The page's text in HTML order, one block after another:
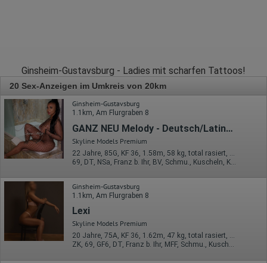
Ginsheim-Gustavsburg - Ladies mit scharfen Tattoos!
20 Sex-Anzeigen im Umkreis von 20km
Ginsheim-Gustavsburg
1.1km, Am Flurgraben 8
GANZ NEU Melody - Deutsch/Latina Parts & Hausbesuche
Skyline Models Premium
22 Jahre, 85G, KF 36, 1.58m, 58 kg, total rasiert, Latina
69, DT, NSa, Franz b. Ihr, BV, Schmu., Kuscheln, Körperküs.
Ginsheim-Gustavsburg
1.1km, Am Flurgraben 8
Lexi
Skyline Models Premium
20 Jahre, 75A, KF 36, 1.62m, 47 kg, total rasiert, deutsch
ZK, 69, GF6, DT, Franz b. Ihr, MFF, Schmu., Kuscheln